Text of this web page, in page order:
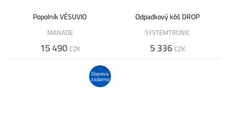
Popolník VÉSUVIO
MANADE
15 490 CZK
Odpadkový kôš DROP
SYSTEMTRONIC
5 336 CZK
Doprava
zadarmo